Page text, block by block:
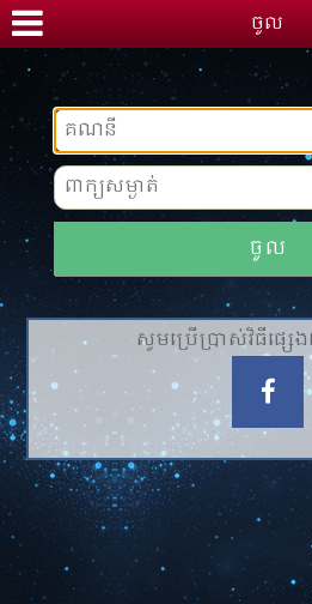
ចូល
ចូល
សូមប្រើប្រាស់វិធីផ្សេង